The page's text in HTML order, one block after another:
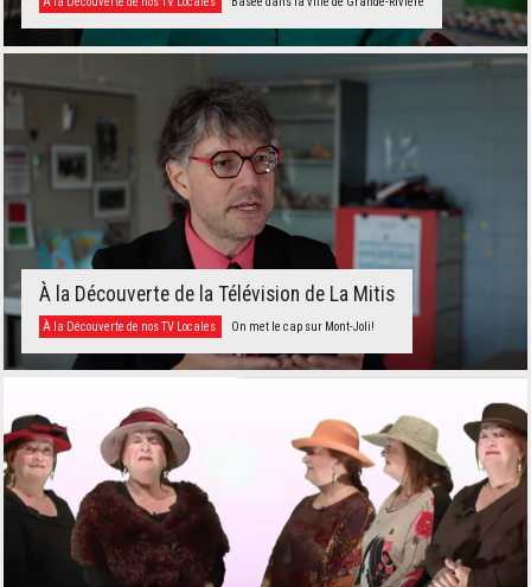
À la Découverte de la Télévision de La Mitis
À la Découverte de nos TV Locales On met le cap sur Mont-Joli!